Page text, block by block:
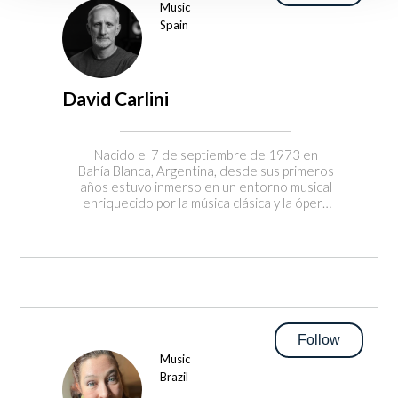
Music
Spain
David Carlini
Nacido el 7 de septiembre de 1973 en
Bahía Blanca, Argentina, desde sus primeros
años estuvo inmerso en un entorno musical
enriquecido por la música clásica y la ópera
incursionando en composiciones dentro de
ese lenguaje. Sin embargo, encontró su
verdadera voz artística en la música
minimalista, donde la sutileza, el espacio y el
tiempo son elementos esenciales de su
Follow
Music
Brazil